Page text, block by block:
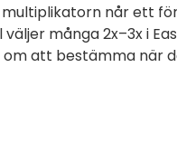
multiplikatorn når ett
många 2x–3x i
att bestämma när